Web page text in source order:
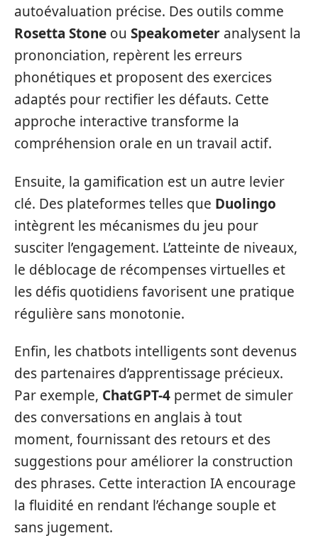
autoévaluation précise. Des outils comme
Rosetta Stone ou Speakometer analysent la
prononciation, repèrent les erreurs
phonétiques et proposent des exercices
adaptés pour rectifier les défauts. Cette
approche interactive transforme la
compréhension orale en un travail actif.
Ensuite, la gamification est un autre levier
clé. Des plateformes telles que Duolingo
intègrent les mécanismes du jeu pour
susciter l’engagement. L’atteinte de niveaux,
le déblocage de récompenses virtuelles et
les défis quotidiens favorisent une pratique
régulière sans monotonie.
Enfin, les chatbots intelligents sont devenus
des partenaires d’apprentissage précieux.
Par exemple, ChatGPT-4 permet de simuler
des conversations en anglais à tout
moment, fournissant des retours et des
suggestions pour améliorer la construction
des phrases. Cette interaction IA encourage
la fluidité en rendant l’échange souple et
sans jugement.